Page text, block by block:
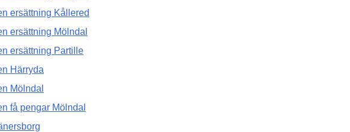
ersättning Kållered
ersättning Mölndal
ersättning Partille
Härryda
Mölndal
få pengar Mölndal